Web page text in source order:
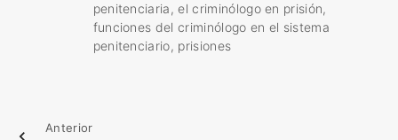
penitenciaria
el criminólogo en prisión
funciones del criminólogo en el sistema
penitenciario prisiones
Anterior